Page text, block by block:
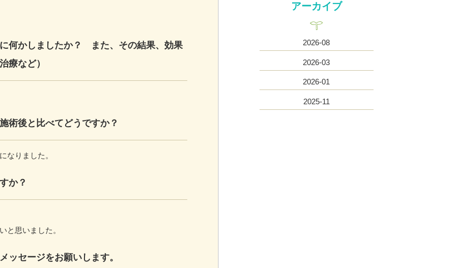
何かしましたか？ また、その結果、効果
療など）
術後と比べてどうですか？
なりました。
か？
と思いました。
ッセージをお願いします。
アーカイブ
2026-08
2026-03
2026-01
2025-11